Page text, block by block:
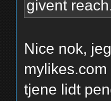
givent
Nice nok,
tjene lidt